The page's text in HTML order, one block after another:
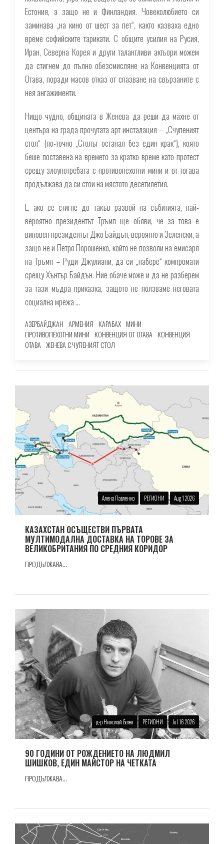
Естония, а защо не и Финландия. Човеколюбието си
заминава „на кино от шест за пет“, както казваха едно
време софийските тарикати. С общите усилия на Русия,
Иран, Северна Корея и други талантливи актьори можем
да стигнем до пълно обезсмисляне на Конвенцията от
Отава, поради масов отказ от спазване на свързаните с
нея ангажименти.
Нищо чудно, общината в Женева да реши да махне от
центъра на града прочутата арт инсталация – „Счупеният
стол“ (по-точно „Столът останал без един крак“), която
беше поставена на времето за кратко време като протест
срещу злоупотребата с противопехотни мини и от тогава
продължава да си стои на мястото десетилетия.
Е, ако се стигне до такъв развой на събитията, най-
вероятно президентът Тръмп ще обяви, че за това е
виновен президентът Джо Байдън, вероятно и Зеленски, а
защо не и Петро Порошенко, който не позволи на емисаря
на Тръмп – Руди Джулиани, да си „набере“ компромати
срещу Хънтър Байдън. Ние обаче може и да не разберем
за тази мъдра приказка, защото не ползваме неговата
социална мрежа …
АЗЕРБАЙДЖАН АРМЕНИЯ КАРАБАХ МИНИ
ПРОТИВОПЕХОТНИ МИНИ КОНВЕНЦИЯ ОТ ОТАВА КОНВЕНЦИЯ
ОТАВА ЖЕНЕВА СЧУПЕНИЯТ СТОЛ
Алена Павленко РЕГИОНИ Aug 1 2026
КАЗАХСТАН ОСЪЩЕСТВИ ПЪРВАТА
МУЛТИМОДАЛНА ДОСТАВКА НА ТОРОВЕ ЗА
ВЕЛИКОБРИТАНИЯ ПО СРЕДНИЯ КОРИДОР
ПРОДЪЛЖАВА...
д-р Николай Ботев РЕГИОНИ Jul 16 2026
90 ГОДИНИ ОТ РОЖДЕНИЕТО НА ЛЮДМИЛ
ШИШКОВ, ЕДИН МАЙСТОР НА ЧЕТКАТА
ПРОДЪЛЖАВА...